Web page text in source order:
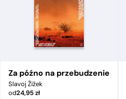
Za późno na przebudzenie
Slavoj Žižek
od24,95zł